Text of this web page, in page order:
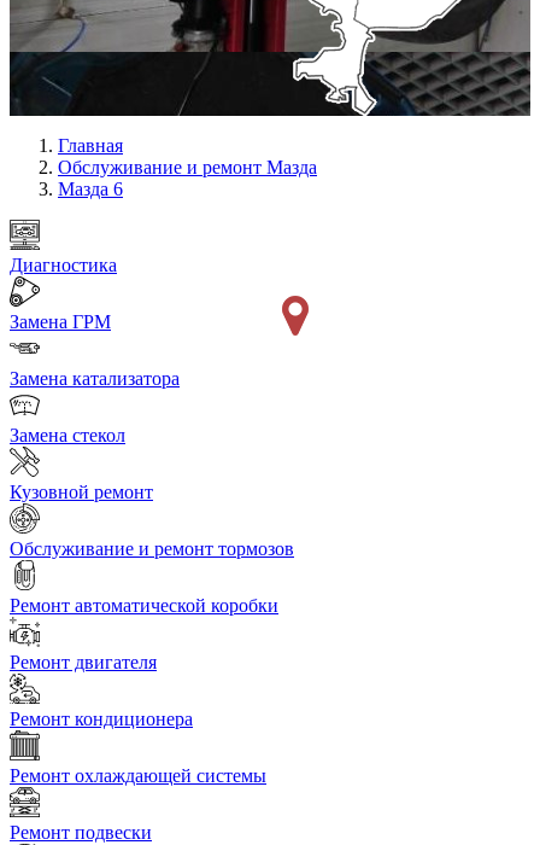
Главная
Обслуживание и ремонт Мазда
Мазда 6
Диагностика
Замена ГРМ
Замена катализатора
Замена стекол
Кузовной ремонт
Обслуживание и ремонт тормозов
Ремонт автоматической коробки
Ремонт двигателя
Ремонт кондиционера
Ремонт охлаждающей системы
Ремонт подвески